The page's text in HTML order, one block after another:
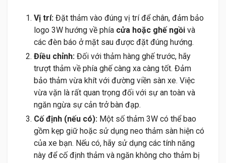
Vị trí: Đặt thảm vào đúng vị trí để chân, đảm bảo
logo 3W hướng về phía cửa hoặc ghế ngồi và
các đèn báo ở mặt sau được đặt đúng hướng.
Điều chỉnh: Đối với thảm hàng ghế trước, hãy
trượt thảm về phía ghế càng xa càng tốt. Đảm
bảo thảm vừa khít với đường viền sàn xe. Việc
vừa vặn là rất quan trọng đối với sự an toàn và
ngăn ngừa sự cản trở bàn đạp.
Cố định (nếu có): Một số thảm 3W có thể bao
gồm kẹp giữ hoặc sử dụng neo thảm sàn hiện có
của xe bạn. Nếu có, hãy sử dụng các tính năng
này để cố định thảm và ngăn không cho thảm bị